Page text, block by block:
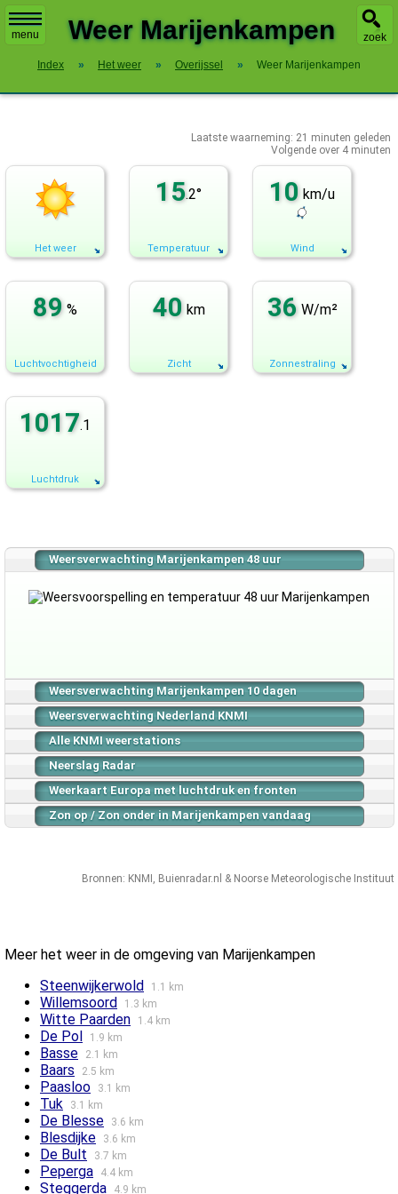
menu zoek
Weer Marijenkampen
Index » Het weer » Overijssel » Weer Marijenkampen
Laatste waarneming: 21 minuten geleden
Volgende over 4 minuten
Het weer
15.2°
Temperatuur
10 km/u
Wind
89 %
Luchtvochtigheid
40 km
Zicht
36 W/m²
Zonnestraling
1017.1
Luchtdruk
Weersverwachting Marijenkampen 48 uur
Weersverwachting Marijenkampen 10 dagen
Weersverwachting Nederland KNMI
Alle KNMI weerstations
Neerslag Radar
Weerkaart Europa met luchtdruk en fronten
Zon op / Zon onder in Marijenkampen vandaag
Bronnen: KNMI , Buienradar.nl & Noorse Meteorologische Instituut
Meer het weer in de omgeving van Marijenkampen
Steenwijkerwold
1.1 km
Willemsoord 1.3 km
Witte Paarden 1.4 km
De Pol 1.9 km
Basse 2.1 km
Baars 2.5 km
Paasloo 3.1 km
Tuk 3.1 km
De Blesse 3.6 km
Blesdijke 3.6 km
De Bult 3.7 km
Peperga 4.4 km
Steggerda 4.9 km